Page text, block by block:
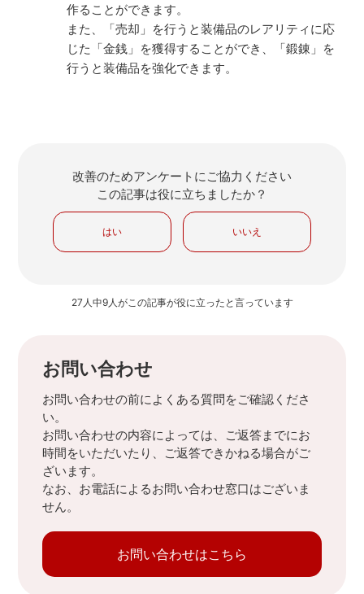
作ることができます。
また、「売却」を行うと装備品のレアリティに応
じた「金銭」を獲得することができ、「鍛錬」を
行うと装備品を強化できます。
改善のためアンケートにご協力ください
この記事は役に立ちましたか？
はい いいえ
27人中9人がこの記事が役に立ったと言っています
お問い合わせ
お問い合わせの前によくある質問をご確認くださ
い。
お問い合わせの内容によっては、ご返答までにお
時間をいただいたり、ご返答できかねる場合がご
ざいます。
なお、お電話によるお問い合わせ窓口はございま
せん。
お問い合わせはこちら